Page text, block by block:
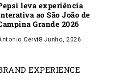
leva experiência
ao São João de
Grande 2026
Cervi8 Junho, 2026
EXPERIENCE